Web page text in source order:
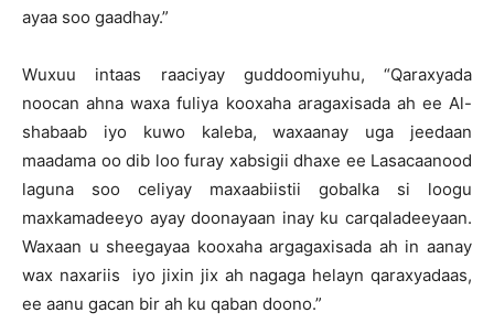
ayaa soo gaadhay.”
Wuxuu intaas raaciyay guddoomiyuhu, “Qaraxyada
noocan ahna waxa fuliya kooxaha aragaxisada ah ee Al-
shabaab iyo kuwo kaleba, waxaanay uga jeedaan
maadama oo dib loo furay xabsigii dhaxe ee Lasacaanood
laguna soo celiyay maxaabiistii gobalka si loogu
maxkamadeeyo ayay doonayaan inay ku carqaladeeyaan.
Waxaan u sheegayaa kooxaha argagaxisada ah in aanay
wax naxariis iyo jixin jix ah nagaga helayn qaraxyadaas,
ee aanu gacan bir ah ku qaban doono.”